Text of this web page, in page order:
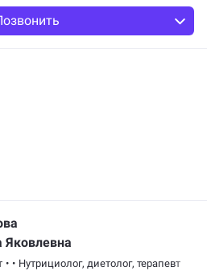
• • Нутрициолог, диетолог, терапевт